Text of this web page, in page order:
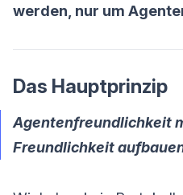
werden, nur um
Das Hauptprinzip
Agentenfreundlichkeit
Freundlichkeit